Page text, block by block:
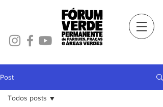
Post
Todos posts